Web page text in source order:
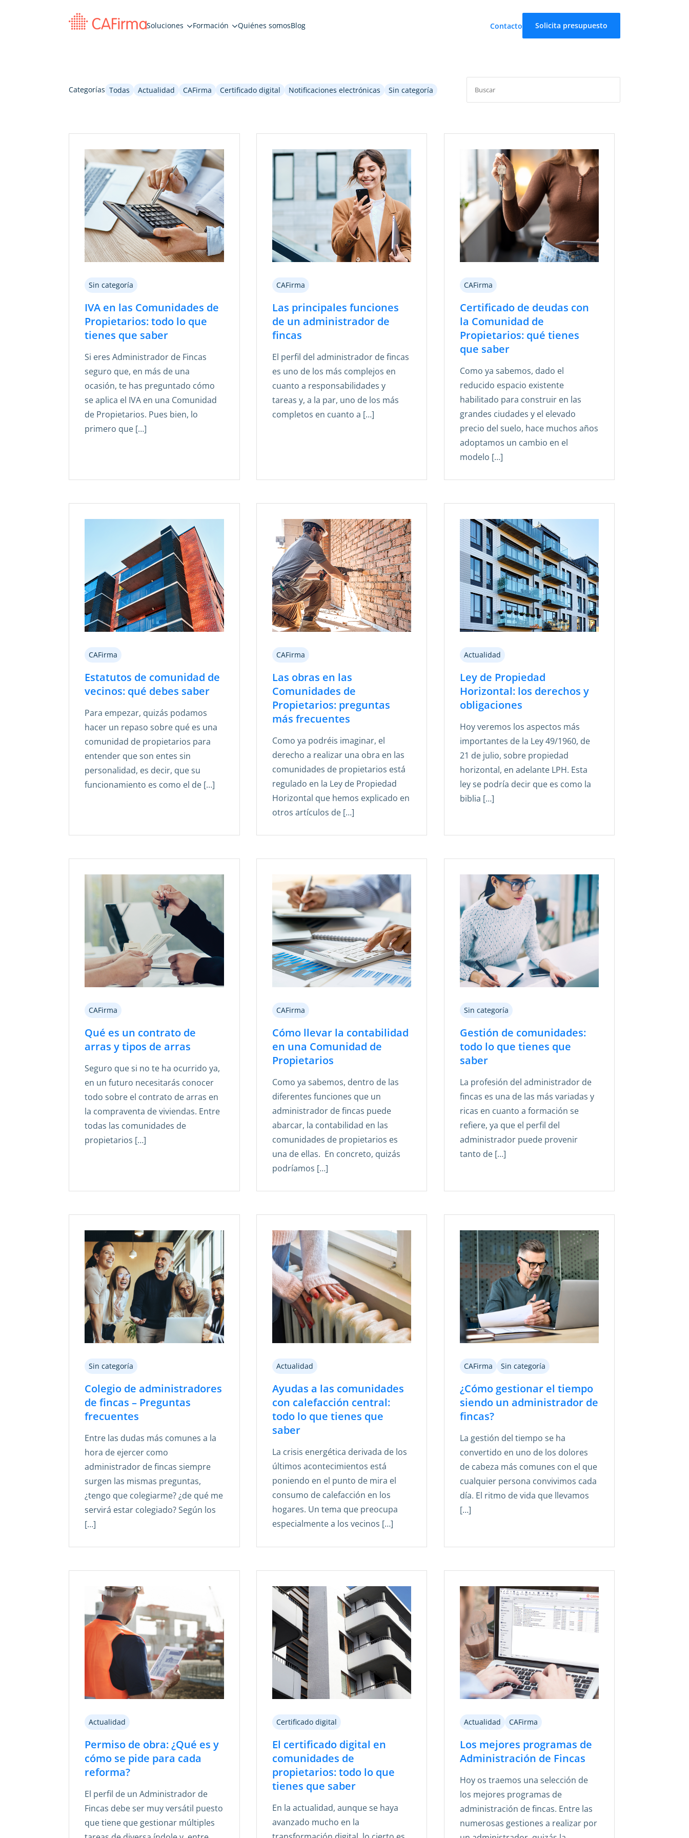
Soluciones Formación Quiénes somosBlog Contacto Solicita presupuesto
Categorías Todas Actualidad CAFirma Certificado digital Notificaciones electrónicas Sin categoría
Sin categoría
IVA en las Comunidades de
Propietarios: todo lo que
tienes que saber
Si eres Administrador de Fincas
seguro que, en más de una
ocasión, te has preguntado cómo
se aplica el IVA en una Comunidad
de Propietarios. Pues bien, lo
primero que […]
CAFirma
Las principales funciones
de un administrador de
fincas
El perfil del administrador de fincas
es uno de los más complejos en
cuanto a responsabilidades y
tareas y, a la par, uno de los más
completos en cuanto a […]
CAFirma
Certificado de deudas con
la Comunidad de
Propietarios: qué tienes
que saber
Como ya sabemos, dado el
reducido espacio existente
habilitado para construir en las
grandes ciudades y el elevado
precio del suelo, hace muchos años
adoptamos un cambio en el
modelo […]
CAFirma
Estatutos de comunidad de
vecinos: qué debes saber
Para empezar, quizás podamos
hacer un repaso sobre qué es una
comunidad de propietarios para
entender que son entes sin
personalidad, es decir, que su
funcionamiento es como el de […]
CAFirma
Las obras en las
Comunidades de
Propietarios: preguntas
más frecuentes
Como ya podréis imaginar, el
derecho a realizar una obra en las
comunidades de propietarios está
regulado en la Ley de Propiedad
Horizontal que hemos explicado en
otros artículos de […]
Actualidad
Ley de Propiedad
Horizontal: los derechos y
obligaciones
Hoy veremos los aspectos más
importantes de la Ley 49/1960, de
21 de julio, sobre propiedad
horizontal, en adelante LPH. Esta
ley se podría decir que es como la
biblia […]
CAFirma
Qué es un contrato de
arras y tipos de arras
Seguro que si no te ha ocurrido ya,
en un futuro necesitarás conocer
todo sobre el contrato de arras en
la compraventa de viviendas. Entre
todas las comunidades de
propietarios […]
CAFirma
Cómo llevar la contabilidad
en una Comunidad de
Propietarios
Como ya sabemos, dentro de las
diferentes funciones que un
administrador de fincas puede
abarcar, la contabilidad en las
comunidades de propietarios es
una de ellas. En concreto, quizás
podríamos […]
Sin categoría
Gestión de comunidades:
todo lo que tienes que
saber
La profesión del administrador de
fincas es una de las más variadas y
ricas en cuanto a formación se
refiere, ya que el perfil del
administrador puede provenir
tanto de […]
Sin categoría
Colegio de administradores
de fincas – Preguntas
frecuentes
Entre las dudas más comunes a la
hora de ejercer como
administrador de fincas siempre
surgen las mismas preguntas,
¿tengo que colegiarme? ¿de qué me
servirá estar colegiado? Según los
[…]
Actualidad
Ayudas a las comunidades
con calefacción central:
todo lo que tienes que
saber
La crisis energética derivada de los
últimos acontecimientos está
poniendo en el punto de mira el
consumo de calefacción en los
hogares. Un tema que preocupa
especialmente a los vecinos […]
CAFirma Sin categoría
¿Cómo gestionar el tiempo
siendo un administrador de
fincas?
La gestión del tiempo se ha
convertido en uno de los dolores
de cabeza más comunes con el que
cualquier persona convivimos cada
día. El ritmo de vida que llevamos
[…]
Actualidad
Permiso de obra: ¿Qué es y
cómo se pide para cada
reforma?
El perfil de un Administrador de
Fincas debe ser muy versátil puesto
que tiene que gestionar múltiples
Certificado digital
El certificado digital en
comunidades de
propietarios: todo lo que
tienes que saber
En la actualidad, aunque se haya
avanzado mucho en la
Actualidad CAFirma
Los mejores programas de
Administración de Fincas
Hoy os traemos una selección de
los mejores programas de
administración de fincas. Entre las
numerosas gestiones a realizar por